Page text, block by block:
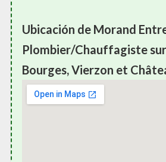
Ubicación de Morand
Plombier/Chauffagiste
Bourges, Vierzon et